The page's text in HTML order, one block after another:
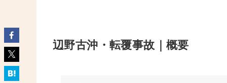
辺野古沖・転覆事故｜概要